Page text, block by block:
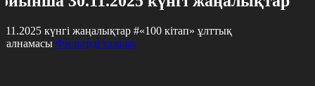
күнгі жаңалықтар #«100 кітап» ұлттық
Фильтрді тазалау